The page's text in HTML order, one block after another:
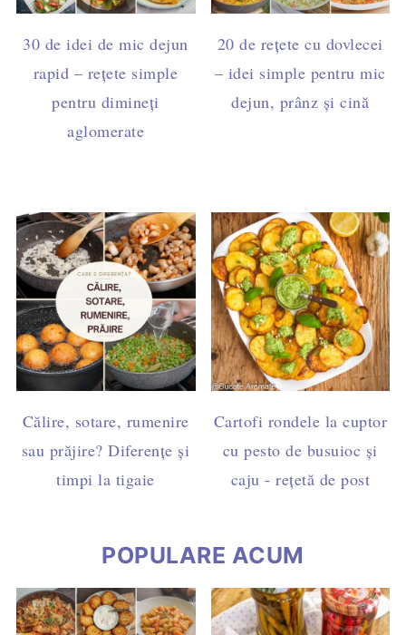
30 de idei de mic dejun
rapid – rețete simple
pentru dimineți
aglomerate
20 de rețete cu dovlecei
– idei simple pentru mic
dejun, prânz și cină
Călire, sotare, rumenire
sau prăjire? Diferențe și
timpi la tigaie
Cartofi rondele la cuptor
cu pesto de busuioc și
caju - rețetă de post
POPULARE ACUM